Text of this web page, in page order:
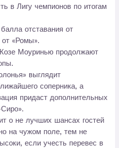
в Лигу чемпионов по итогам
отставания от
«Ромы».
Моуринью продолжают
выглядит
соперника, а
придаст дополнительных
о не лучших шансах гостей
на чужом поле, тем не
если учесть перевес в